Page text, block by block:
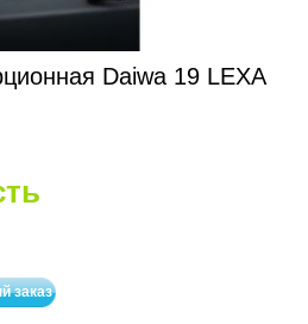
Daiwa 19 LEXA
заказ